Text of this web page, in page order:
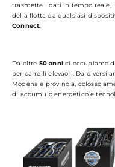
trasmette i dati in tempo reale,
della flotta da qualsiasi
Connect.
Da oltre 50 annici occupiamo
per carrelli elevaori. Da diversi
Modena e provincia, colosso
di accumulo energetico e